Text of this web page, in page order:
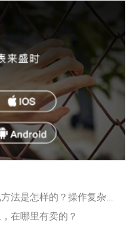
是怎样的？操作复杂吗？
在哪里有卖的？